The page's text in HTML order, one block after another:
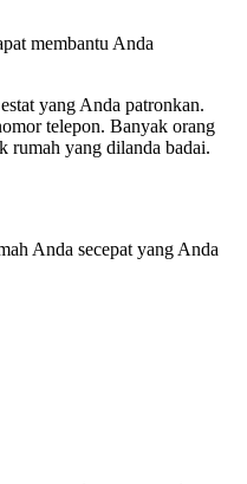
membantu Anda
yang Anda patronkan.
telepon. Banyak orang
rumah yang dilanda badai.
Anda secepat yang Anda